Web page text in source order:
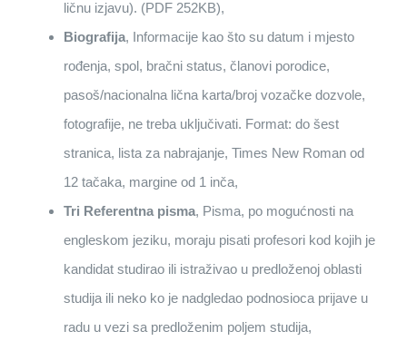
ličnu izjavu). (PDF 252KB),
Biografija, Informacije kao što su datum i mjesto
rođenja, spol, bračni status, članovi porodice,
pasoš/nacionalna lična karta/broj vozačke dozvole,
fotografije, ne treba uključivati. Format: do šest
stranica, lista za nabrajanje, Times New Roman od
12 tačaka, margine od 1 inča,
Tri Referentna pisma, Pisma, po mogućnosti na
engleskom jeziku, moraju pisati profesori kod kojih je
kandidat studirao ili istraživao u predloženoj oblasti
studija ili neko ko je nadgledao podnosioca prijave u
radu u vezi sa predloženim poljem studija,